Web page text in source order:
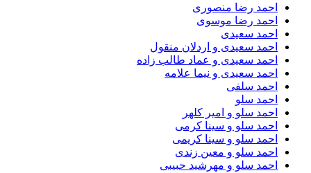
احمد رضا منصوری
احمد رضا موسوی
احمد سعیدی
احمد سعیدی و اردلان منقول
احمد سعیدی و عماد طالب زاده
احمد سعیدی و نیما علامه
احمد سلفی
احمد سلو
احمد سلو و امیر کلهر
احمد سلو و سینا کرمی
احمد سلو و سینا کریمی
احمد سلو و معین زندی
احمد سلو و مهرشید حبیبی